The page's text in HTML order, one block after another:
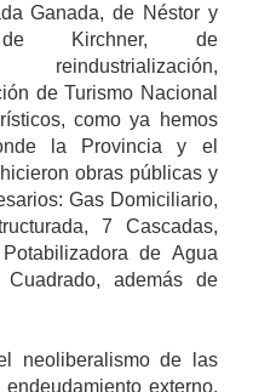
Ganada, de Néstor y
de Kirchner, de
de Turismo Nacional
como ya hemos
la Provincia y el
obras públicas y
Gas Domiciliario,
7 Cascadas,
de Agua
además de
neoliberalismo de las
externo,